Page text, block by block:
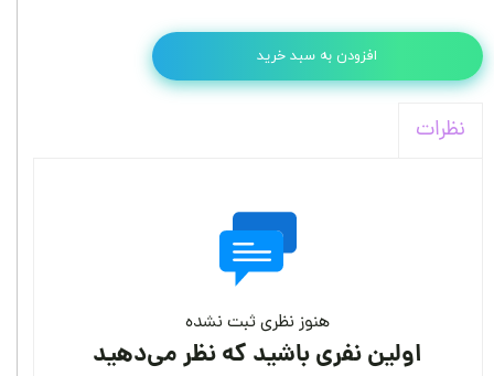
افزودن به سبد خرید
نظرات
هنوز نظری ثبت نشده
اولین نفری باشید که نظر می‌دهید